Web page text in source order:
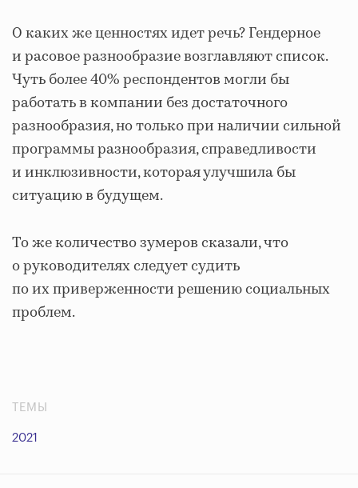
О каких же ценностях идет речь? Гендерное
и расовое разнообразие возглавляют список.
Чуть более 40% респондентов могли бы
работать в компании без достаточного
разнообразия, но только при наличии сильной
программы разнообразия, справедливости
и инклюзивности, которая улучшила бы
ситуацию в будущем.
То же количество зумеров сказали, что
о руководителях следует судить
по их приверженности решению социальных
проблем.
ТЕМЫ
2021